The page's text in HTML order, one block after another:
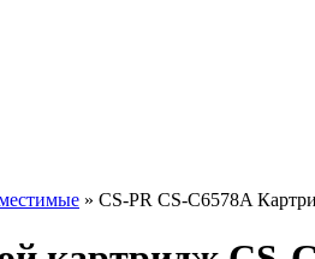
» CS-PR CS-C6578A